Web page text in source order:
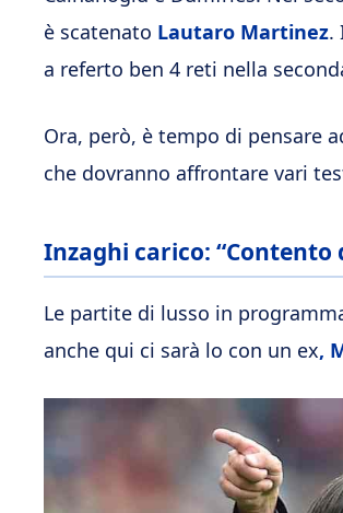
è scatenato Lautaro Martinez.
a referto ben 4 reti nella
Ora, però, è tempo di pensare
che dovranno affrontare vari
Inzaghi carico:
Le partite di lusso in
anche qui ci sarà lo con un ex,